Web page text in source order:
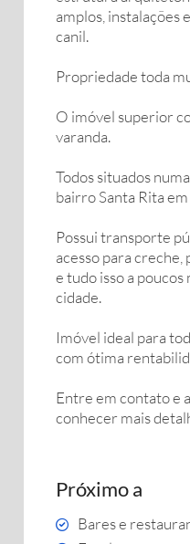
amplos, instalações
canil.
Propriedade toda
O imóvel superior
varanda.
Todos situados
bairro Santa Rita
Possui transporte
acesso para
e tudo isso a
cidade.
Imóvel ideal para
com ótima
Entre em contato e
conhecer mais
Próximo a
Bares e